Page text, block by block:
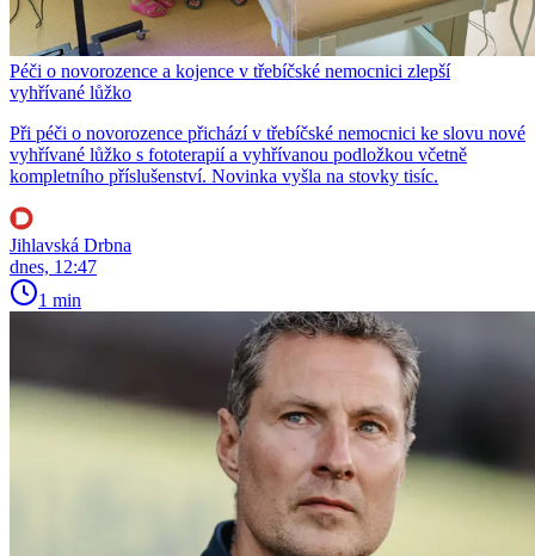
Péči o novorozence a kojence v třebíčské nemocnici zlepší
vyhřívané lůžko
Při péči o novorozence přichází v třebíčské nemocnici ke slovu nové
vyhřívané lůžko s fototerapií a vyhřívanou podložkou včetně
kompletního příslušenství. Novinka vyšla na stovky tisíc.
Jihlavská Drbna
dnes, 12:47
1 min